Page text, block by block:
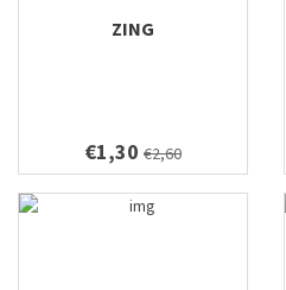
ZING
€1,30 €2,60